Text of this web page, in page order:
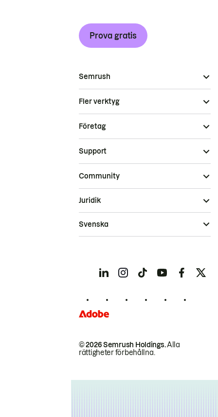
Prova gratis
Semrush
Fler verktyg
Företag
Support
Community
© 2026 Semrush Holdings.Alla
rättigheter förbehållna.
Juridik
Svenska